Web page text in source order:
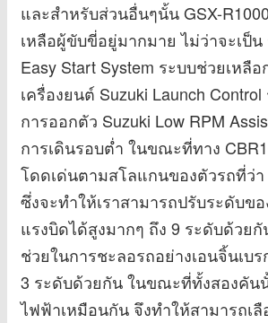
และสำหรับส่วนอื่นๆนั้น GSX-
เหลือผู้ขับขี่อยู่มากมาย ไม่ว่าจะเป็น
Easy Start System ระบบช่วยเหลื
เครื่องยนต์ Suzuki Launch
การออกตัว Suzuki Low RPM
การเดินรอบต่ำ ในขณะที่ทาง
โดดเด่นตามสโลแกนของตัวรถที่ว่า
ซึ่งจะทำให้เราสามารถปรับระดับข
แรงบิดได้สูงมากๆ ถึง 9 ระดับด้วย
ช่วยในการชะลอรถอย่างเอนจิ้นเบ
3 ระดับด้วยกัน ในขณะที่ทั้งสองคัน
ไฟฟ้าเหมือนกัน จึงทำให้สามารถเ